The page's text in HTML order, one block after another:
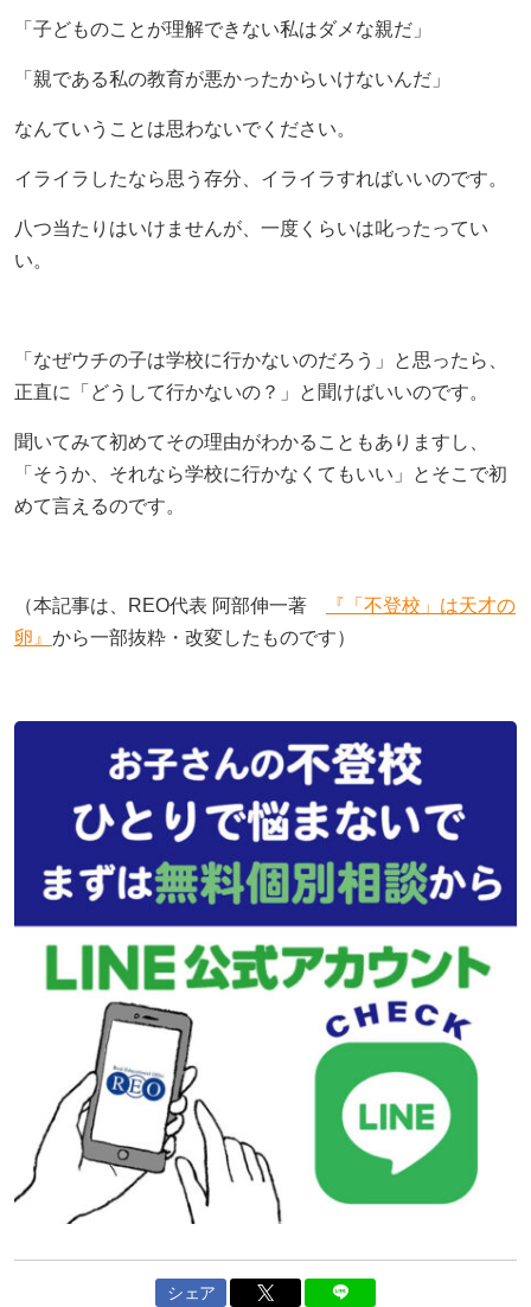
「子どものことが理解できない私はダメな親だ」
「親である私の教育が悪かったからいけないんだ」
なんていうことは思わないでください。
イライラしたなら思う存分、イライラすればいいのです。
八つ当たりはいけませんが、一度くらいは叱ったってい
い。
「なぜウチの子は学校に行かないのだろう」と思ったら、
正直に「どうして行かないの？」と聞けばいいのです。
聞いてみて初めてその理由がわかることもありますし、
「そうか、それなら学校に行かなくてもいい」とそこで初
めて言えるのです。
（本記事は、REO代表 阿部伸一著
『「不登校」は天才の
卵』 から一部抜粋・改変したものです）
シェア